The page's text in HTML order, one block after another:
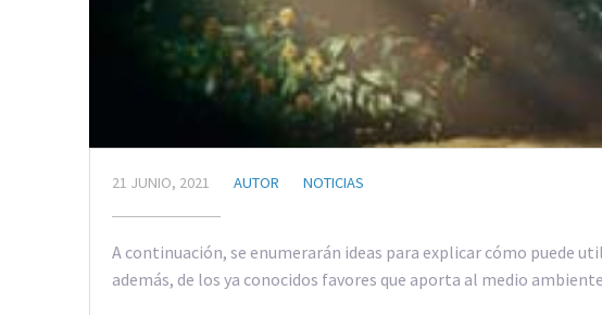
21 JUNIO, 2021 AUTOR NOTICIAS
A continuación, se enumerarán ideas para explicar cómo puede
además, de los ya conocidos favores que aporta al medio